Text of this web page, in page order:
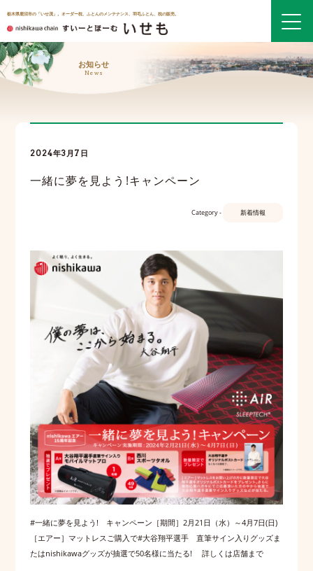
栃木県鹿沼市の「いせ茂」。オーダー枕、ふとんのメンテナンス、羽毛ふとん、枕の販売。
お知らせ
News
2024年3月7日
一緒に夢を見よう!キャンペーン
Category - 新着情報
#一緒に夢を見よう! キャンペーン［期間］2月21日（水）～4月7日(日)
［エアー］マットレスご購入で#大谷翔平選手 直筆サイン入りグッズま
たはnishikawaグッズが抽選で50名様に当たる! 詳しくは店舗まで